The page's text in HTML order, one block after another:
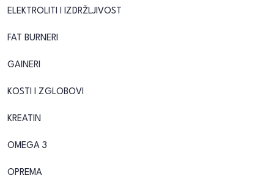
ELEKTROLITI I IZDRŽLJIVOST
FAT BURNERI
GAINERI
KOSTI I ZGLOBOVI
KREATIN
OMEGA 3
OPREMA